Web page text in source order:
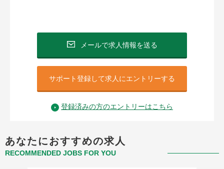
メールで求人情報を送る
サポート登録して求人にエントリーする
登録済みの方のエントリーはこちら
あなたにおすすめの求人
RECOMMENDED JOBS FOR YOU